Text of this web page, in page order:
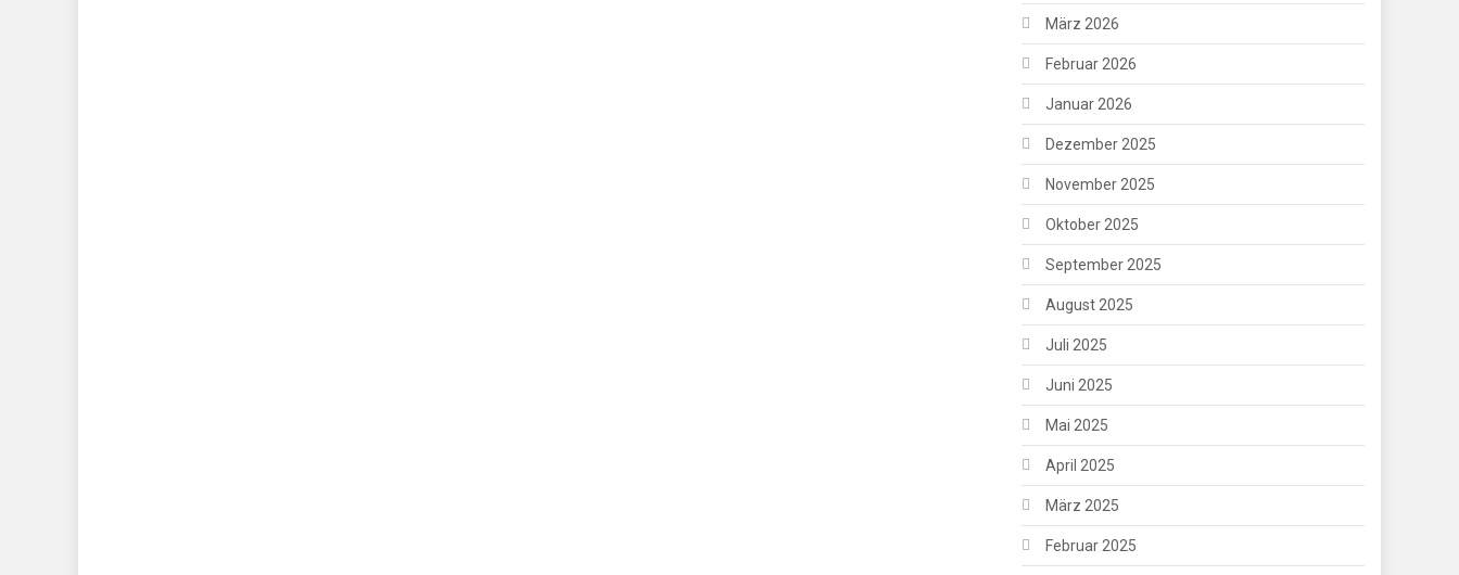
März 2026
Februar 2026
Januar 2026
Dezember 2025
November 2025
Oktober 2025
September 2025
August 2025
Juli 2025
Juni 2025
Mai 2025
April 2025
März 2025
Februar 2025